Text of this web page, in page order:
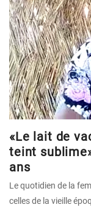
«Le lait de
teint
ans
Le quotidien de la
celles de la vieille